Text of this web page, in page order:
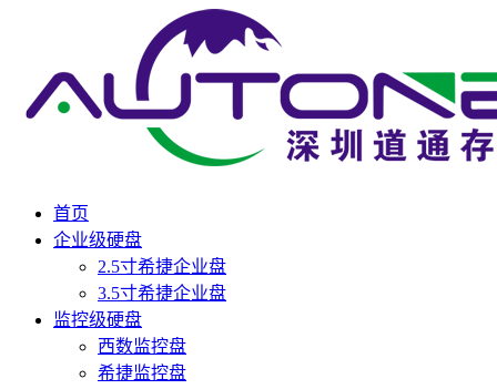
首页
企业级硬盘
2.5寸希捷企业盘
3.5寸希捷企业盘
监控级硬盘
西数监控盘
希捷监控盘